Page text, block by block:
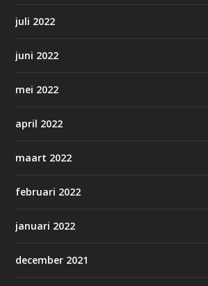
juli 2022
juni 2022
mei 2022
april 2022
maart 2022
februari 2022
januari 2022
december 2021